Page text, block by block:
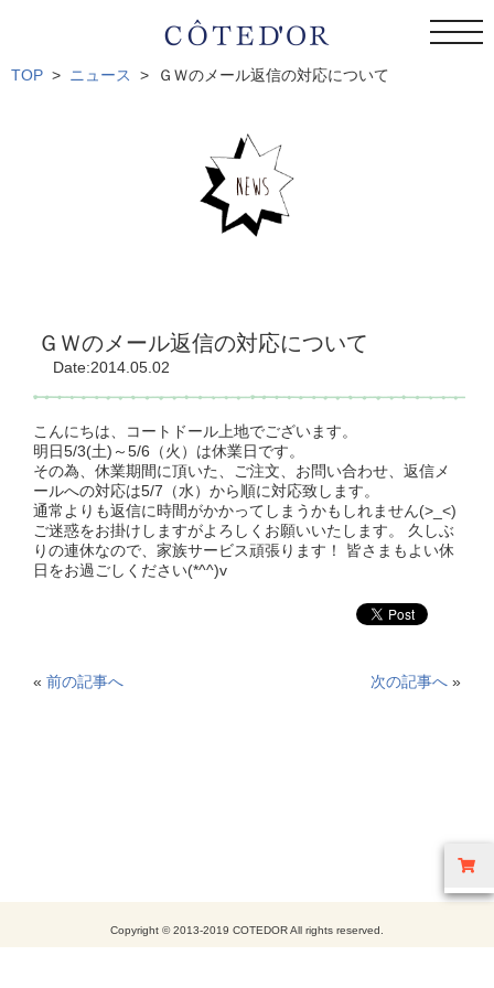
TOP ニュース ＧＷのメール返信の対応について
ＧＷのメール返信の対応について
Date:2014.05.02
こんにちは、コートドール上地でございます。
明日5/3(土)～5/6（火）は休業日です。
その為、休業期間に頂いた、ご注文、お問い合わせ、返信メ
ールへの対応は5/7（水）から順に対応致します。
通常よりも返信に時間がかかってしまうかもしれません(>_<)
ご迷惑をお掛けしますがよろしくお願いいたします。 久しぶ
りの連休なので、家族サービス頑張ります！ 皆さまもよい休
日をお過ごしください(*^^)v
« 前の記事へ 次の記事へ »
Copyright © 2013-2019 COTEDOR All rights reserved.